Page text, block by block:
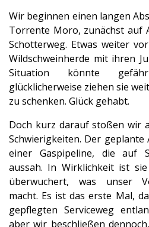
Wir beginnen einen langen
Torrente Moro, zunächst auf
Schotterweg. Etwas weiter
Wildschweinherde mit ihren
Situation könnte
glücklicherweise ziehen sie
zu schenken. Glück gehabt.
Doch kurz darauf stoßen wir
Schwierigkeiten. Der
einer Gaspipeline, die auf
aussah. In Wirklichkeit ist
überwuchert, was unser
macht. Es ist das erste Mal,
gepflegten Serviceweg
aber wir beschließen